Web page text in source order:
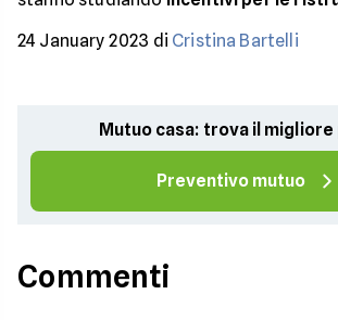
24 January 2023 di Cristina Bartelli
Mutuo casa: trova il
Preventivo mutuo
Commenti